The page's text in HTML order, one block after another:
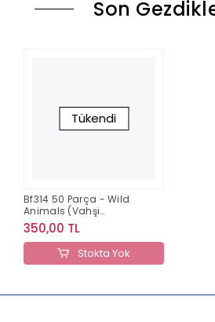
Son
Tükendi
Bf314 50 Parça - Wild
Animals (Vahşi
Hayvanlar) Bluefocus
350,00 TL
Stokta Yok